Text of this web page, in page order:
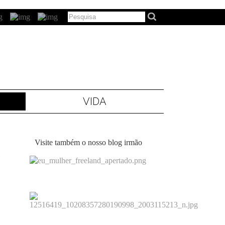
VIDA
Visite também o nosso blog irmão